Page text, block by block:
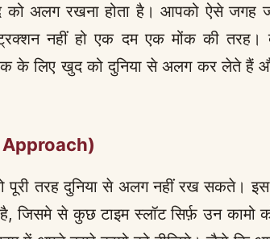
अलग रखना होता है। आपको ऐसे जगह
नहीं हो एक दम एक मोंक की तरह।
के लिए खुद को दुनिया से अलग कर लेते हैं
Approach)
तरह दुनिया से अलग नहीं रख सकते।
जिसमे से कुछ टाइम स्लॉट सिर्फ़ उन कामो